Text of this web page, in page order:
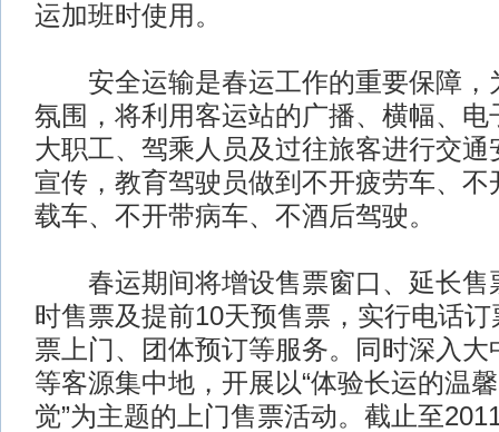
运加班时使用。
安全运输是春运工作的重要保障，
氛围，将利用客运站的广播、横幅、电
大职工、驾乘人员及过往旅客进行交通
宣传，教育驾驶员做到不开疲劳车、不
载车、不开带病车、不酒后驾驶。
春运期间将增设售票窗口、延长售
时售票及提前10天预售票，实行电话
票上门、团体预订等服务。同时深入大
等客源集中地，开展以“体验长运的温
觉”为主题的上门售票活动。截止至